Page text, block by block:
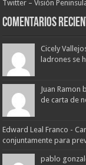
Twitter – Visión
Comentarios
Cicely
ladrones se
Juan Ramon
de carta de
Edward Leal Franco -
conjuntamente para
pablo